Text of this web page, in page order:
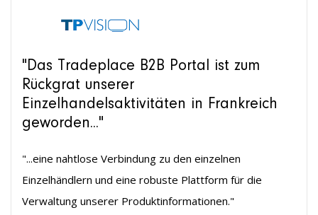
"Das Tradeplace B2B Portal ist zum
Rückgrat unserer
Einzelhandelsaktivitäten in Frankreich
geworden..."
"...eine nahtlose Verbindung zu den einzelnen
Einzelhändlern und eine robuste Plattform für die
Verwaltung unserer Produktinformationen."